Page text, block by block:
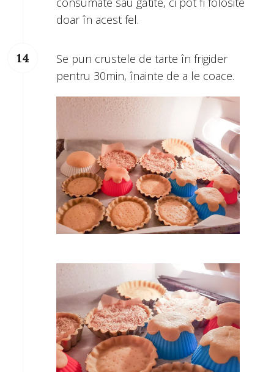
doar în acest fel.
Se pun crustele de tarte în frigider
pentru 30min, înainte de a le coace.